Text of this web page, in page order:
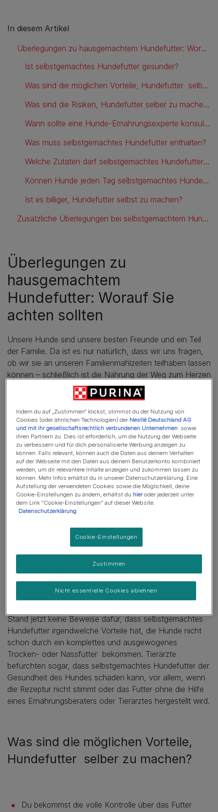
In diesem Artikel
Überlegungen zu hausgemachtem Hundefutter: Worauf Sie achten sollten
Ist selbstgemachtes Hundefutter gesünder?
Was sind die möglichen Vorteile, Hundefutter selber zu machen?
Was sind die Risiken, Hundefutter selber zu machen?
Wann sollte eine Hunde-Ernährungsexperte konsultiert werden?
Was muss selbstgemachtes Hundefutter enthalten?
Welche Zutaten darf selbstgemachtes Hundefutter nicht enthalten?
Können Hunde jeden Tag selbstgemachtes Hundefutter essen?
Ist es billiger, Hundefutter selbst zu machen?
Zusätzliche Überlegungen bei selbstgemachtem Hundefutter
Überlegungen zu
hausgemachtem
Hundefutter: Worauf Sie
achten sollten
Unsere Hunde sind unsere besten Freunde und ein Teil
der Familie. Da ist es nur natürlich, dass wir uns fragen,
ob wir sie an unseren Familienmahlzeiten teilhaben lassen
können – schließlich ist die Nahrung der Weg zum Herzen
(der meisten) Hunde! Aber einfach nur eine Extraportion
von dem zu kochen, was du isst, ist nicht der richtige
Weg.Du musst sicherstellen, dass das, was du kochst,
alle Nährstoffanforderungen deines Tieres erfüllt.
Deshalb raten wir davon ,Hundefutterselber zu
machen, bevor du dich mit einem Tierarzt oder
Ernährungsberater beraten hast.
Wenn du mit dem Gedanken spielst, Hundefutter selber
zu machen, lies weiter, um alles zu erfahren, was du
wissen musst.
Ist selbstgemachtes Hundefutter
gesünder?
Nicht grundsätzlich! Nach Angaben desAmerican Kennel
glauben viele Tierärzte nicht, dass selbstgekochtes
Stand jetzt keine Beweise dafür, dass selbstgemachtes
Hundefutter irgendwelche Vorteile hat, die Hunde nicht
schon durch ein komplettes und ausgewogenes
Trocken- oder Nassfutter bekommen. Tierärzte
befürchten sogar, dass selbstgemachtes Hundefutter der
Gesundheit des Hundes schaden kann, vor allem, wenn
die Rezeptur nicht stimmt oder das Futter ohne die Hilfe
eines Ernährungsberaters oder Tierarztes hergestellt wird.
Was sind die möglichen Vorteile,
Hundefutter selber zu machen?
Du bekommst die volle Kontrolle über das Futter
Indem du auf „Zustimmen“ klickst, stimmst du der Nutzung von
Cookies (oder ähnlichen Technologien) der Nestlé Deutschland AG
und mit ihr gesellschaftsrechtlich verbundenen Unternehmen sowie
ihren Partnern zu. Dies ist erforderlich, um die Nutzung der Webseite
zu verbessern und für dich personalisierte Werbung anzeigen zu
können. Falls relevant, können auch die Daten aus deinem Verhalten
auf der Webseite mit den Daten aus deinem Benutzerkonto kombiniert
werden, um dir relevantere Inhalte anzeigen und zukommen lassen zu
können. Mehr Infos erhältst du in unserer Datenschutzerklärung. Eine
Aufstellung der verwendeten Cookies sowie die Möglichkeit, deine
Cookie-Einstellungen zu ändern, erhältst du hieroder jederzeit unter
dem Link "Cookie-Einstellungen" auf dieser Website.
Datenschutzerklärung
Cookie-Einstellungen
Nicht essentielle Cookies ablehnen
Zustimmen